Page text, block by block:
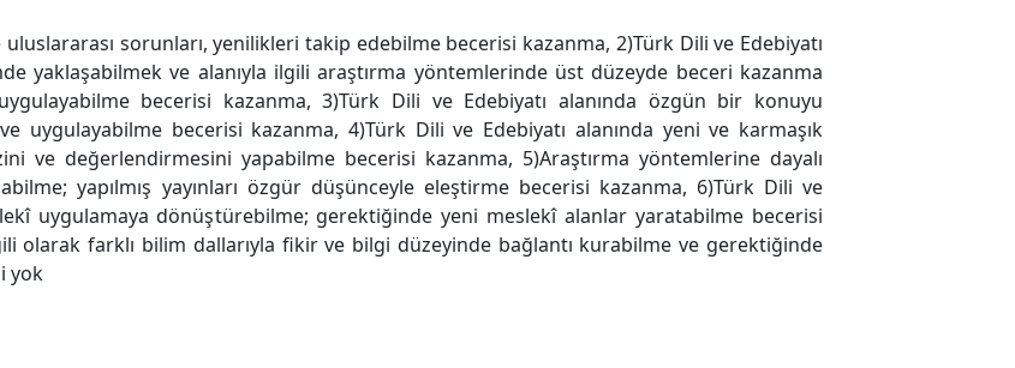
sorunları, yenilikleri takip edebilme becerisi kazanma, 2)Türk Dili ve Edebiyatı
yaklaşabilmek ve alanıyla ilgili araştırma yöntemlerinde üst düzeyde beceri kazanma
becerisi kazanma, 3)Türk Dili ve Edebiyatı alanında özgün bir konuyu
uygulayabilme becerisi kazanma, 4)Türk Dili ve Edebiyatı alanında yeni ve karmaşık
ve değerlendirmesini yapabilme becerisi kazanma, 5)Araştırma yöntemlerine dayalı
yapılmış yayınları özgür düşünceyle eleştirme becerisi kazanma, 6)Türk Dili ve
uygulamaya dönüştürebilme; gerektiğinde yeni meslekî alanlar yaratabilme becerisi
olarak farklı bilim dallarıyla fikir ve bilgi düzeyinde bağlantı kurabilme ve gerektiğinde
yok